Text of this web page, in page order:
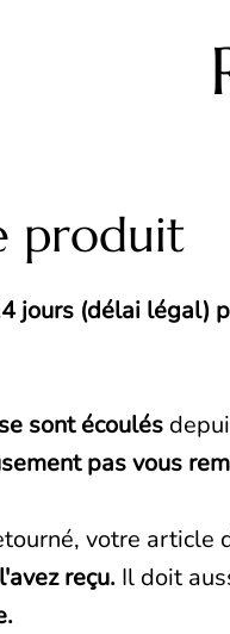
produit
jours (délai légal)
sont écoulés
pas vous
votre article
reçu. Il doit